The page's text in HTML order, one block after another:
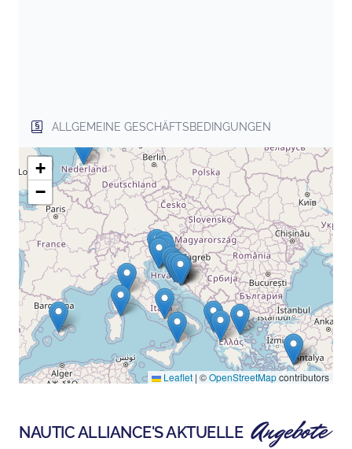
ALLGEMEINE GESCHÄFTSBEDINGUNGEN
+
−
Leaflet | ©OpenStreetMapcontributors
NAUTIC ALLIANCE'S AKTUELLE Angebote